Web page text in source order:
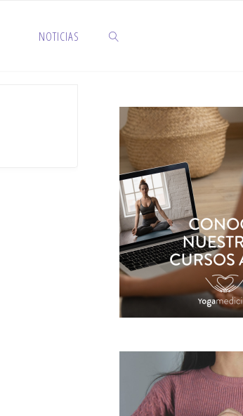
NOTICIAS
SEARCH